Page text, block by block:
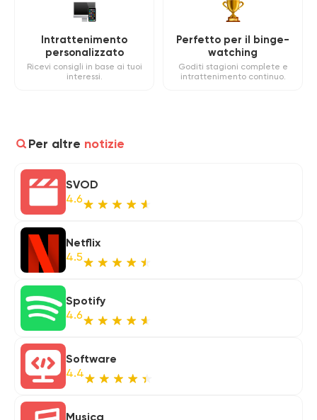
Intrattenimento
personalizzato
Ricevi consigli in base ai tuoi
interessi.
Perfetto per il binge-
watching
Goditi stagioni complete e
intrattenimento continuo.
Per altre notizie
SVOD
4.6
Netflix
4.5
Spotify
4.6
Software
4.4
Musica